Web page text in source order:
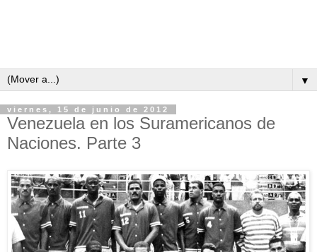
▼
viernes, 15 de junio de 2012
Venezuela en los Suramericanos de
Naciones. Parte 3